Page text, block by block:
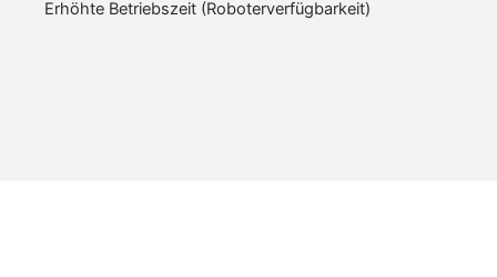
Erhöhte Betriebszeit (Roboterverfügbarkeit)